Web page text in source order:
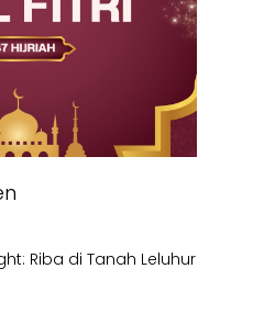
Riba di Tanah Leluhur